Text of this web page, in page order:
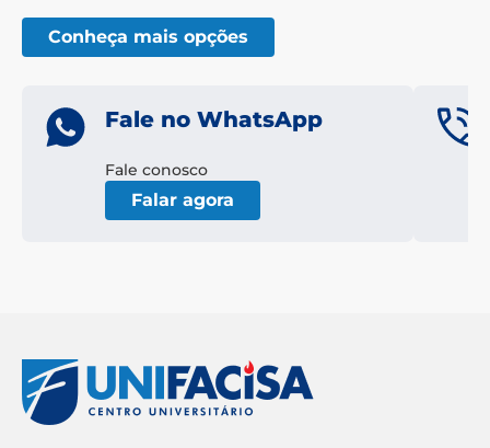
Conheça mais opções
Fale no WhatsApp
Fale conosco
Falar agora